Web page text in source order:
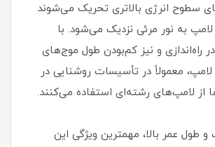
سطوح انرژی بالاتری تحریک می‌شوند
لامپ به نور مرئی نزدیک می‌شود. با
راه‌اندازی و نیز کم‌بودن طول موج‌های
لامپ، معمولاً در تأسیسات روشنایی در
از لامپ‌های رشته‌ای استفاده می‌کنند.
و طول عمر بالا، مهمترین ویژگی این